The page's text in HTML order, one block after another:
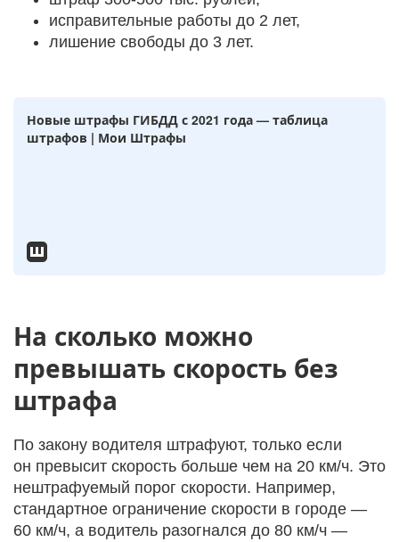
исправительные работы до 2 лет,
лишение свободы до 3 лет.
Новые штрафы ГИБДД с 2021 года — таблица
штрафов | Мои Штрафы
На сколько можно
превышать скорость без
штрафа
По закону водителя штрафуют, только если
он превысит скорость больше чем на 20 км/ч. Это
нештрафуемый порог скорости. Например,
стандартное ограничение скорости в городе —
60 км/ч, а водитель разогнался до 80 км/ч —